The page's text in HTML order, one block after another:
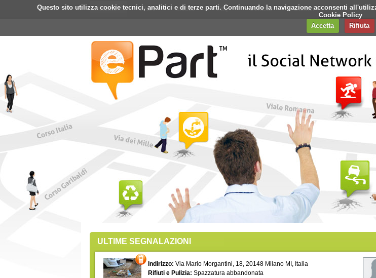
Questo sito utilizza cookie tecnici, analitici e di terze parti. Continuando la navigazione acconsenti
Cookie Policy
Accetta
Rifiuta
Home ePart Mobile Faq Contatti Banner
ULTIME SEGNALAZIONI
Indirizzo: Via Mario Morgantini, 18, 20148 Milano MI, Italia
Rifiuti e Pulizia: Spazzatura abbandonata